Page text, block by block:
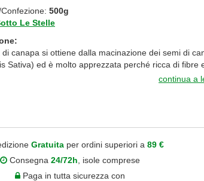
500g
Le Stelle
di canapa si ottiene dalla macinazione dei semi di
Sativa) ed è molto apprezzata perché ricca di fibre
continua a
Gratuita per ordini superiori a 89 €
Consegna 24/72h , isole comprese
Paga in tutta sicurezza con